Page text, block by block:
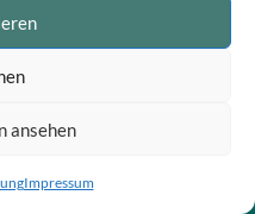
ansehen
Impressum